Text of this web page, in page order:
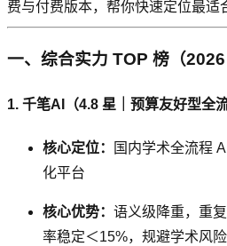
费与付费版本，帮你快速定位最适
一、综合实力 TOP 榜（2026
1. 千笔AI（4.8 星｜预算友好型全
核心定位：
国内学术全流程
化平台
核心优势： 语义级降重，重
率稳定＜15%，规避学术风